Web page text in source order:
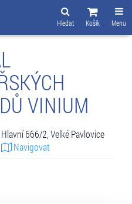
Menu
Košík
Hledat
VINIUM
Hlavní 666/2, Velké Pavlovice
Navigovat